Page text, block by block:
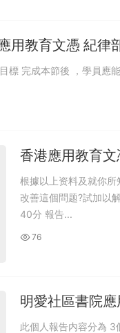
教育文憑 紀律
訓練方法
香港應用教育文
根據以上资料及就你
改善這個問题?試加以解釋.(不可少於300字)
40分 報告...
76
明愛社區書院
SOD3062 社會
此個人報告内容分為 3個评分部分: (a)個人書面報告-社會